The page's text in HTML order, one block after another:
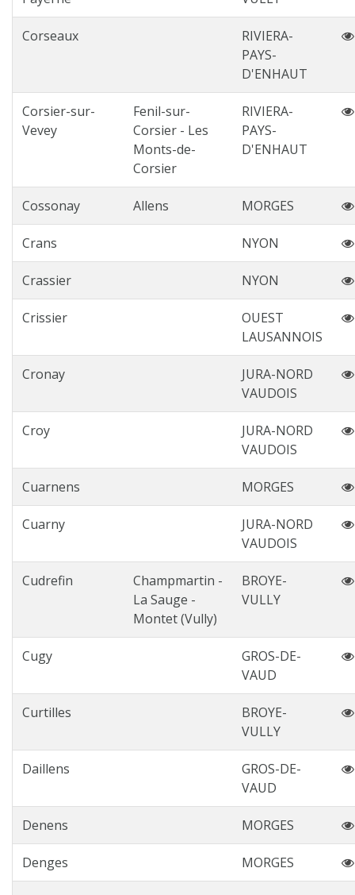
Corseaux
RIVIERA-
PAYS-
D'ENHAUT
Corsier-sur-
Vevey
Fenil-sur-
Corsier - Les
Monts-de-
Corsier
RIVIERA-
PAYS-
D'ENHAUT
Cossonay Allens MORGES
Crans NYON
Crassier NYON
Crissier
OUEST
LAUSANNOIS
Cronay
JURA-NORD
VAUDOIS
Croy
JURA-NORD
VAUDOIS
Cuarnens MORGES
Cuarny
JURA-NORD
VAUDOIS
Cudrefin
Champmartin -
La Sauge -
Montet (Vully)
BROYE-
VULLY
Cugy
GROS-DE-
VAUD
Curtilles
BROYE-
VULLY
Daillens
GROS-DE-
VAUD
Denens MORGES
Denges MORGES